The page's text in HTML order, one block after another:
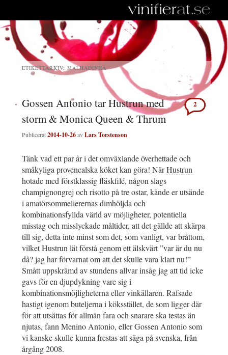
ETIKETTARKIV: MALHADINHA
Gossen Antonio tar Hustrun med
storm & Monica Queen & Thrum
Publicerat2014-10-26avLars Torstenson
2
Tänk vad ett par år i det omväxlande överhettade och
småkyliga provencalska köket kan göra! NärHustrun
hotade med förstklassig fläskfilé, någon slags
champignongrej och risotto på tre ostar, kände er utsände
i amatörsommelierernas dimhöljda och
kombinationsfyllda värld av möjligheter, potentiella
misstag och misslyckade måltider, att det gällde att skärpa
till sig, detta inte minst som det, som vanligt, var bråttom,
vilket Hustrun lät förstå genom ett älskvärt ”var är du nu
då? jag har förvarnat om att det skulle vara klart nu!”
Smått uppskrämd av stundens allvar insåg jag att tid icke
gavs för en djupdykning vare sig i
kombinationsmöjligheterna eller vinkällaren. Rafsade
hastigt igenom buteljerna i köksstället, de som ligger där
för att utsättas för allmän fara och snarare ska testas än
njutas, fann Menino Antonio, eller Gossen Antonio som
vi kanske skulle kunna frestas att säga på svenska, från
årgång 2008.